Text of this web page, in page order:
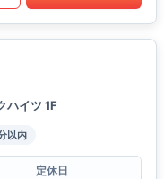
ハイツ 1F
以内
定休日